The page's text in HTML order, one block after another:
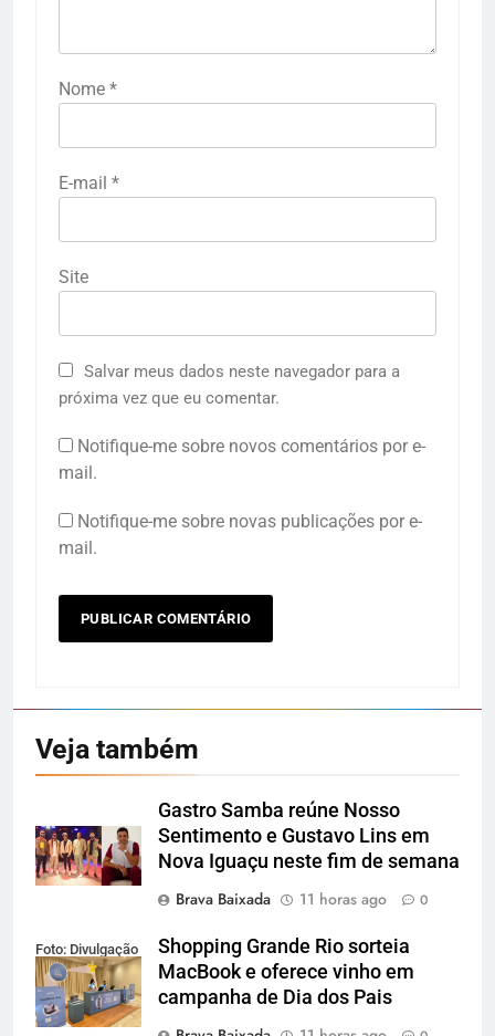
Nome *
E-mail *
Site
Salvar meus dados neste navegador para a
próxima vez que eu comentar.
Notifique-me sobre novos comentários por e-
mail.
Notifique-me sobre novas publicações por e-
mail.
Veja também
Gastro Samba reúne Nosso
Sentimento e Gustavo Lins em
Nova Iguaçu neste fim de semana
Brava Baixada
11 horas ago 0
Foto: Divulgação
Shopping Grande Rio sorteia
MacBook e oferece vinho em
campanha de Dia dos Pais